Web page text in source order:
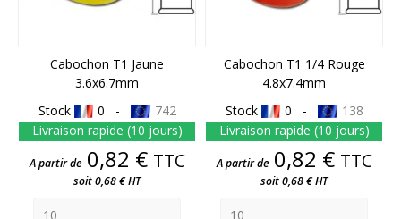
Cabochon T1 Jaune
3.6x6.7mm
Stock
0 -
742
Livraison rapide (10 jours)
Prix
A partir de 0,82 € TTC
soit 0,68 € HT
Cabochon T1 1/4 Rouge
4.8x7.4mm
Stock
0 -
138
Livraison rapide (10 jours)
Prix
A partir de 0,82 € TTC
soit 0,68 € HT